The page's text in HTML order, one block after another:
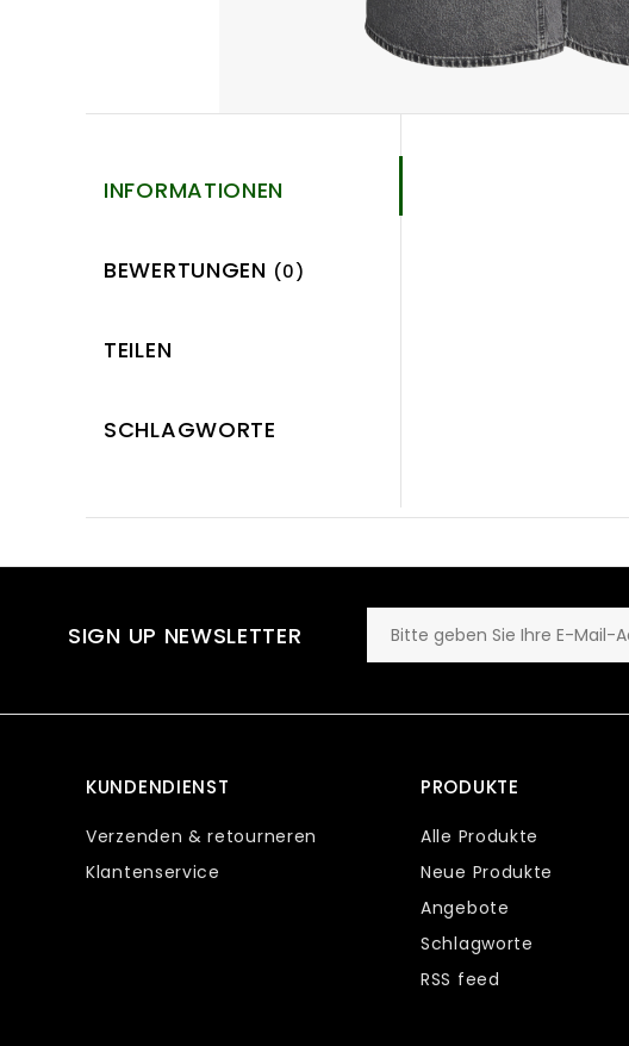
INFORMATIONEN
BEWERTUNGEN (0)
TEILEN
SCHLAGWORTE
SIGN UP NEWSLETTER
KUNDENDIENST
Verzenden & retourneren
Klantenservice
PRODUKTE
Alle Produkte
Neue Produkte
Angebote
Schlagworte
RSS feed